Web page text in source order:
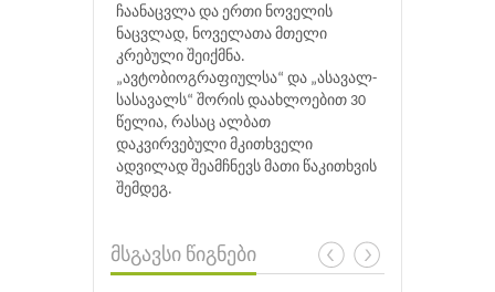
ჩაანაცვლა და ერთი ნოველის
ნაცვლად, ნოველათა მთელი
კრებული შეიქმნა.
„ავტობიოგრაფიულსა“ და „ასავალ-
სასავალს“ შორის დაახლოებით 30
წელია, რასაც ალბათ
დაკვირვებული მკითხველი
ადვილად შეამჩნევს მათი წაკითხვის
შემდეგ.
მსგავსი წიგნები